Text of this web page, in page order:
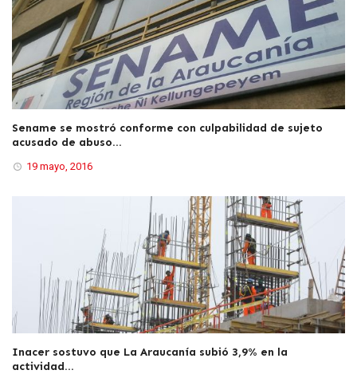
Sename se mostró conforme con culpabilidad de sujeto
acusado de abuso...
19 mayo, 2016
Inacer sostuvo que La Araucanía subió 3,9% en la
actividad...